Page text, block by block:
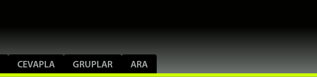
CEVAPLA GRUPLAR ARA